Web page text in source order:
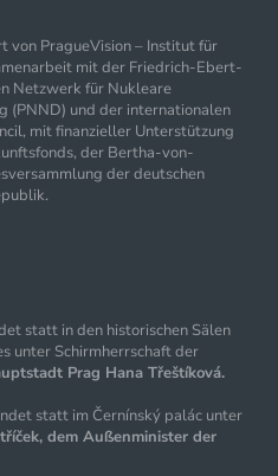
von PragueVision – Institut für
mit der Friedrich-Ebert-
Netzwerk für Nukleare
(PNND) und der internationalen
mit finanzieller Unterstützung
der Bertha-von-
der deutschen
statt in den historischen Sälen
unter Schirmherrschaft der
Prag Hana Třeštíková.
statt im Černínský palác unter
dem Außenminister der